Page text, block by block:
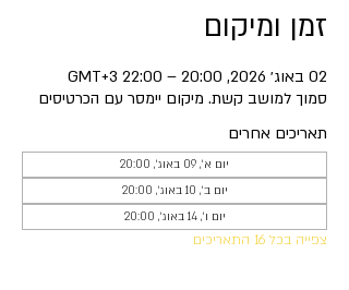
זמן ומיקום
02 באוג׳ 2026, 20:00 – 22:00 GMT‎+3‎
סמוך למושב קשת. מיקום יימסר עם הכרטיסים
תאריכים אחרים
יום א׳, 09 באוג׳, 20:00
יום ב׳, 10 באוג׳, 20:00
יום ו׳, 14 באוג׳, 20:00
צפייה בכל 16 התאריכים